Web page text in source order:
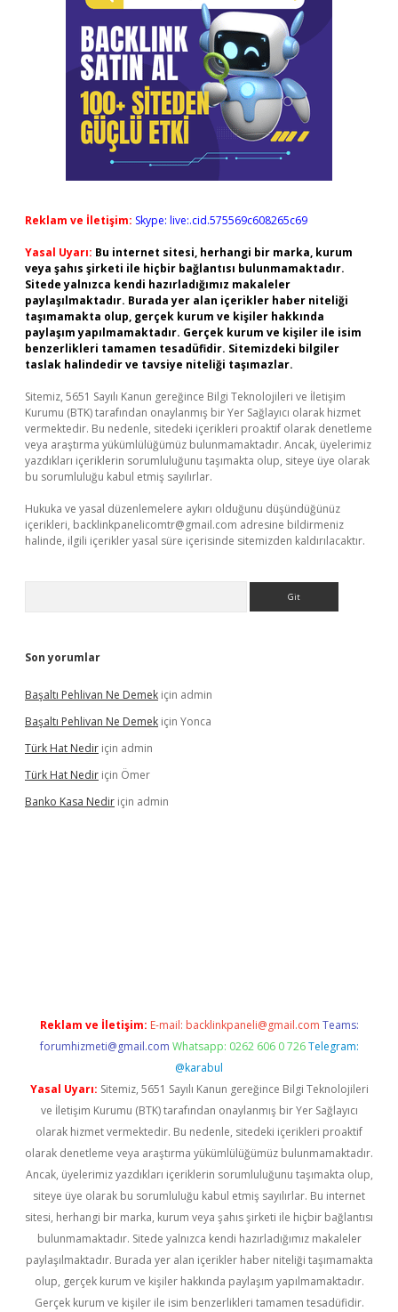
Reklam ve İletişim: Skype: live:.cid.575569c608265c69
Yasal Uyarı: Bu internet sitesi, herhangi bir marka, kurum
veya şahıs şirketi ile hiçbir bağlantısı bulunmamaktadır.
Sitede yalnızca kendi hazırladığımız makaleler
paylaşılmaktadır. Burada yer alan içerikler haber niteliği
taşımamakta olup, gerçek kurum ve kişiler hakkında
paylaşım yapılmamaktadır. Gerçek kurum ve kişiler ile isim
benzerlikleri tamamen tesadüfidir. Sitemizdeki bilgiler
taslak halindedir ve tavsiye niteliği taşımazlar.
Sitemiz, 5651 Sayılı Kanun gereğince Bilgi Teknolojileri ve İletişim
Kurumu (BTK) tarafından onaylanmış bir Yer Sağlayıcı olarak hizmet
vermektedir. Bu nedenle, sitedeki içerikleri proaktif olarak denetleme
veya araştırma yükümlülüğümüz bulunmamaktadır. Ancak, üyelerimiz
yazdıkları içeriklerin sorumluluğunu taşımakta olup, siteye üye olarak
bu sorumluluğu kabul etmiş sayılırlar.
Hukuka ve yasal düzenlemelere aykırı olduğunu düşündüğünüz
içerikleri, backlinkpanelicomtr@gmail.com adresine bildirmeniz
halinde, ilgili içerikler yasal süre içerisinde sitemizden kaldırılacaktır.
Son yorumlar
Başaltı Pehlivan Ne Demek için admin
Başaltı Pehlivan Ne Demek için Yonca
Türk Hat Nedir için admin
Türk Hat Nedir için Ömer
Banko Kasa Nedir için admin
Reklam ve İletişim: E-mail: backlinkpaneli@gmail.com Teams:
forumhizmeti@gmail.com Whatsapp: 0262 606 0 726 Telegram:
@karabul
Yasal Uyarı: Sitemiz, 5651 Sayılı Kanun gereğince Bilgi Teknolojileri
ve İletişim Kurumu (BTK) tarafından onaylanmış bir Yer Sağlayıcı
olarak hizmet vermektedir. Bu nedenle, sitedeki içerikleri proaktif
olarak denetleme veya araştırma yükümlülüğümüz bulunmamaktadır.
Ancak, üyelerimiz yazdıkları içeriklerin sorumluluğunu taşımakta olup,
siteye üye olarak bu sorumluluğu kabul etmiş sayılırlar. Bu internet
sitesi, herhangi bir marka, kurum veya şahıs şirketi ile hiçbir bağlantısı
bulunmamaktadır. Sitede yalnızca kendi hazırladığımız makaleler
paylaşılmaktadır. Burada yer alan içerikler haber niteliği taşımamakta
olup, gerçek kurum ve kişiler hakkında paylaşım yapılmamaktadır.
Gerçek kurum ve kişiler ile isim benzerlikleri tamamen tesadüfidir.